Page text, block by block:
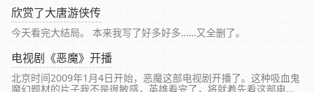
欣赏了大唐游侠传
今天看完大结局。 本来我写了好多好多……又全删了。
电视剧《恶魔》开播
北京时间2009年1月4日开始，恶魔这部电视剧开播了。这种吸血鬼
魔幻题材的片子我不是很敏感，英雄看完了，将就着先看这部电视